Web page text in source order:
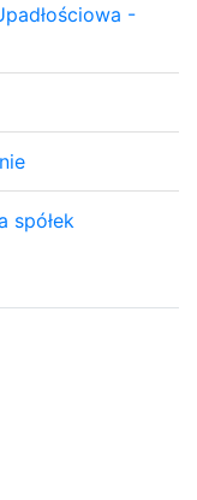
-
spółek